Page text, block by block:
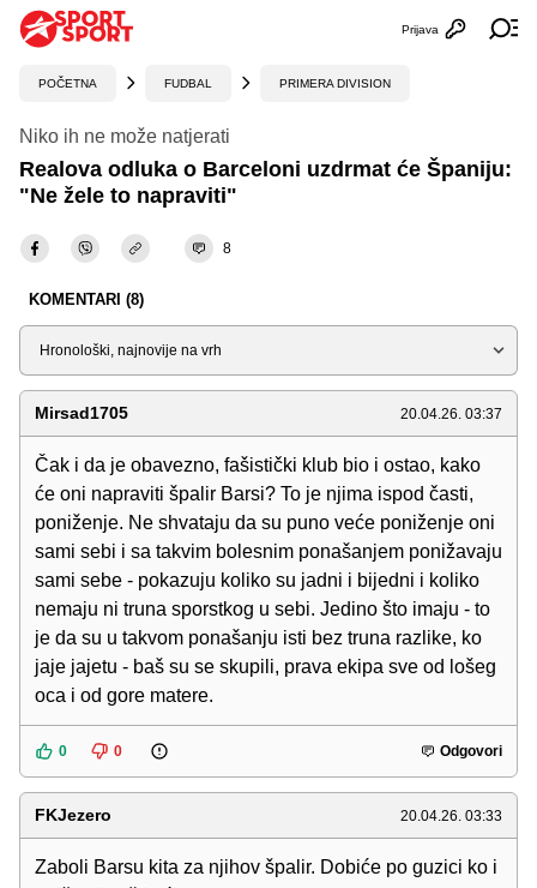
Otvori
Prijava
POČETNA FUDBAL PRIMERA DIVISION
Niko ih ne može natjerati
Realova odluka o Barceloni uzdrmat će Španiju:
"Ne žele to napraviti"
8
KOMENTARI (8)
Sortiraj
Mirsad1705 20.04.26. 03:37
Čak i da je obavezno, fašistički klub bio i ostao, kako
će oni napraviti špalir Barsi? To je njima ispod časti,
poniženje. Ne shvataju da su puno veće poniženje oni
sami sebi i sa takvim bolesnim ponašanjem ponižavaju
sami sebe - pokazuju koliko su jadni i bijedni i koliko
nemaju ni truna sporstkog u sebi. Jedino što imaju - to
je da su u takvom ponašanju isti bez truna razlike, ko
jaje jajetu - baš su se skupili, prava ekipa sve od lošeg
oca i od gore matere.
0 0 Odgovori
FKJezero 20.04.26. 03:33
Zaboli Barsu kita za njihov špalir. Dobiće po guzici ko i